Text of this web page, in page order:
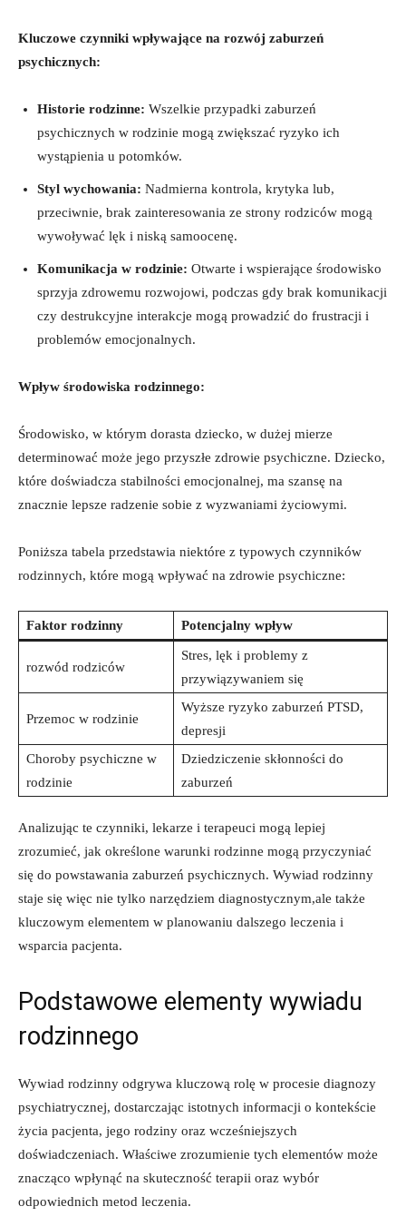
Kluczowe czynniki wpływające na rozwój zaburzeń
psychicznych:
Historie rodzinne: Wszelkie przypadki zaburzeń
psychicznych ⁣w ⁤rodzinie mogą zwiększać ryzyko ich
wystąpienia u potomków.
Styl wychowania: Nadmierna kontrola, krytyka lub,
‍przeciwnie,⁣ brak‍ zainteresowania ze strony rodziców ‌mogą
wywoływać​ lęk ‌i‌ niską samoocenę.
Komunikacja w rodzinie: Otwarte i wspierające środowisko⁢
sprzyja ⁢zdrowemu rozwojowi, podczas gdy brak komunikacji
czy ‍destrukcyjne interakcje mogą prowadzić⁣ do frustracji ‍i
problemów emocjonalnych.
Wpływ środowiska rodzinnego:
Środowisko, w którym dorasta⁢ dziecko, w dużej ⁤mierze
determinować może ​jego przyszłe zdrowie ​psychiczne. Dziecko,
które doświadcza stabilności emocjonalnej, ma szansę na
znacznie​ lepsze radzenie sobie ⁢z ⁢wyzwaniami życiowymi.
Poniższa tabela⁢ przedstawia niektóre z typowych czynników
rodzinnych, które mogą wpływać na ‍zdrowie psychiczne:
Faktor rodzinny Potencjalny wpływ
rozwód rodziców
Stres, lęk i problemy z
przywiązywaniem się
Przemoc ⁣w⁣ rodzinie
Wyższe ryzyko zaburzeń PTSD,
⁢depresji
Choroby psychiczne w
rodzinie
Dziedziczenie⁢ skłonności do
zaburzeń
Analizując te czynniki, lekarze i terapeuci mogą lepiej‍
zrozumieć, jak określone warunki rodzinne mogą przyczyniać
się do powstawania zaburzeń psychicznych. Wywiad rodzinny
staje się więc nie⁤ tylko narzędziem⁤ diagnostycznym,ale także
kluczowym elementem w planowaniu​ dalszego leczenia ⁤i
wsparcia⁣ pacjenta.
Podstawowe elementy wywiadu
rodzinnego
Wywiad⁤ rodzinny odgrywa‌ kluczową rolę w procesie diagnozy
psychiatrycznej, dostarczając istotnych informacji o kontekście
‍życia pacjenta, jego‍ rodziny oraz wcześniejszych
doświadczeniach. Właściwe zrozumienie tych elementów może
znacząco wpłynąć na skuteczność ⁢terapii oraz‍ wybór
odpowiednich metod leczenia.